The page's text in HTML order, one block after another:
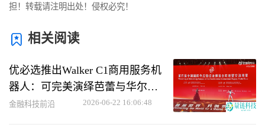
担！转载请注明出处！侵权必究！
相关阅读
优必选推出Walker C1商用服务机
器人：可完美演绎芭蕾与华尔兹
动作
金融科技前沿 2026-06-22 16:06:48